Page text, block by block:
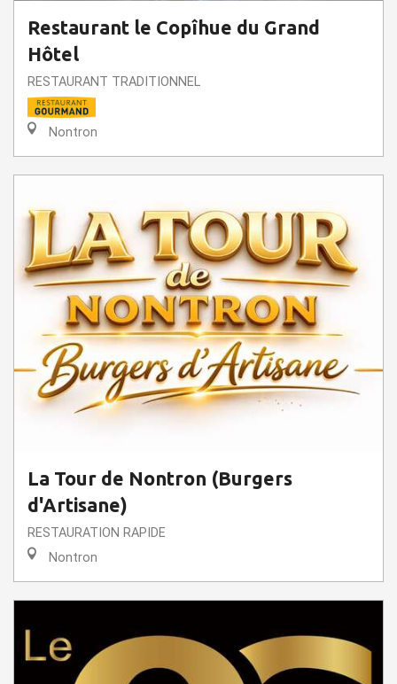
Restaurant le Copîhue du Grand
Hôtel
RESTAURANT TRADITIONNEL
Nontron
La Tour de Nontron (Burgers
d'Artisane)
RESTAURATION RAPIDE
Nontron